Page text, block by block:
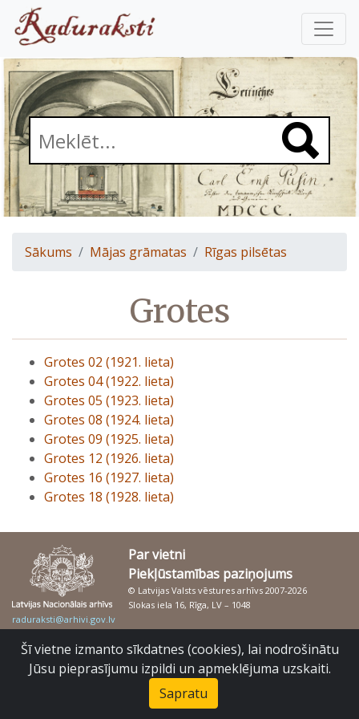
Sākums Mājas grāmatas Rīgas pilsētas
Grotes
Grotes 02 (1921. lieta)
Grotes 04 (1922. lieta)
Grotes 05 (1923. lieta)
Grotes 08 (1924. lieta)
Grotes 09 (1925. lieta)
Grotes 12 (1926. lieta)
Grotes 16 (1927. lieta)
Grotes 18 (1928. lieta)
Par vietni
Piekļūstamības paziņojums
© Latvijas Valsts vēstures arhīvs 2007-2026
Slokas iela 16, Rīga, LV – 1048
raduraksti@arhivi.gov.lv
Šī vietne izmanto sīkdatnes (cookies), lai nodrošinātu
Jūsu pieprasījumu izpildi un apmeklējuma uzskaiti.
Sapratu